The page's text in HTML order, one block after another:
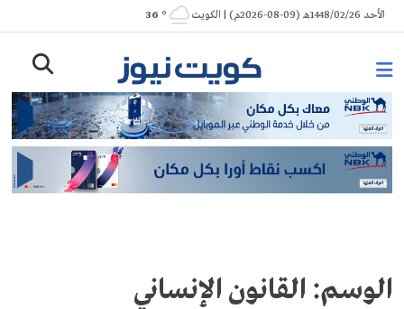
Skip
to
الأحد 1448/02/26هـ (09-08-2026م) | الكويت ° 36
الوسم: القانون الإنساني